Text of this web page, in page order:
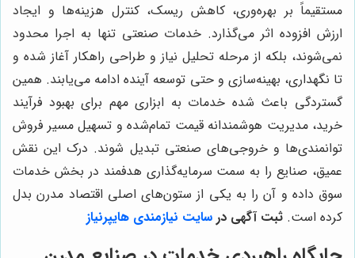
مستقیماً بر بهره‌وری، کاهش ریسک، کنترل هزینه‌ها و ایجاد
ارزش افزوده اثر می‌گذارد. خدمات صنعتی تنها به اجرا محدود
نمی‌شوند، بلکه از مرحله تحلیل نیاز و طراحی راهکار آغاز شده و
تا نگهداری، بهینه‌سازی و حتی توسعه آینده ادامه می‌یابند. همین
گستردگی باعث شده خدمات به ابزاری مهم برای بهبود فرآیند
خرید، مدیریت هوشمندانه قیمت تمام‌شده و تسهیل مسیر فروش
توانمندی‌ها و خروجی‌های صنعتی تبدیل شوند. درک این نقش
عمیق، صنایع را به سمت سرمایه‌گذاری هدفمند در بخش خدمات
سوق داده و آن را به یکی از ستون‌های اصلی اقتصاد مدرن بدل
کرده است. ثبت آگهی در سایت نیازمندی هایپرنیاز